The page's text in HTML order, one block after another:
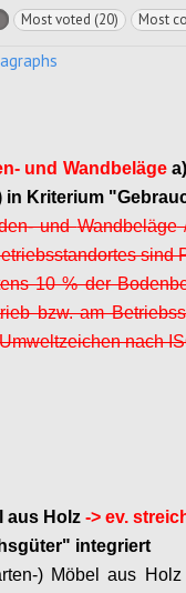
Most voted (20) Most
und Wandbeläge
in Kriterium
undWandbeläge/
sind
10 % der
bzw. am
nach
aus Holz -> ev.
integriert
) Möbel aus Holz